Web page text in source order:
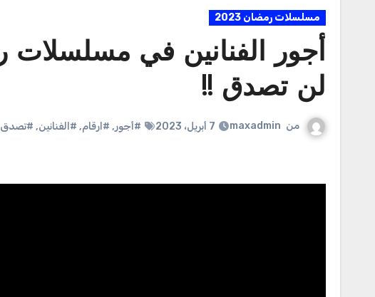
مسلسلات رمضان 2023
لن تصدق !!
من maxadmin 7 أبريل، 2023 #أجور, #ارقام, #الفنانين, #تصدق